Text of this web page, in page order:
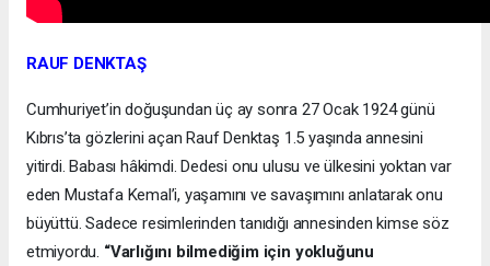
RAUF DENKTAŞ
Cumhuriyet’in doğuşundan üç ay sonra 27 Ocak 1924 günü
Kıbrıs’ta gözlerini açan Rauf Denktaş 1.5 yaşında annesini
yitirdi. Babası hâkimdi. Dedesi onu ulusu ve ülkesini yoktan var
eden Mustafa Kemal’i, yaşamını ve savaşımını anlatarak onu
büyüttü. Sadece resimlerinden tanıdığı annesinden kimse söz
etmiyordu. “Varlığını bilmediğim için yokluğunu